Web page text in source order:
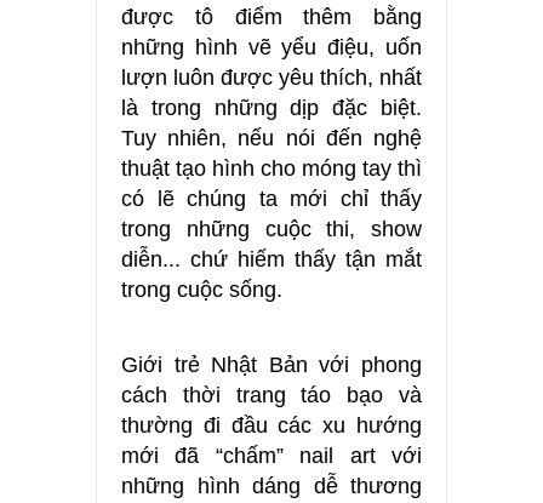
được tô điểm thêm bằng
những hình vẽ yểu điệu, uốn
lượn luôn được yêu thích, nhất
là trong những dịp đặc biệt.
Tuy nhiên, nếu nói đến nghệ
thuật tạo hình cho móng tay thì
có lẽ chúng ta mới chỉ thấy
trong những cuộc thi, show
diễn... chứ hiếm thấy tận mắt
trong cuộc sống.
Giới trẻ Nhật Bản với phong
cách thời trang táo bạo và
thường đi đầu các xu hướng
mới đã “chấm” nail art với
những hình dáng dễ thương